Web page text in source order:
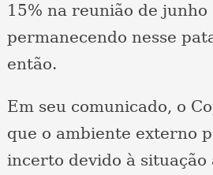
15% na reunião de junho
permanecendo nesse
então.
Em seu comunicado, o
que o ambiente externo
incerto devido à